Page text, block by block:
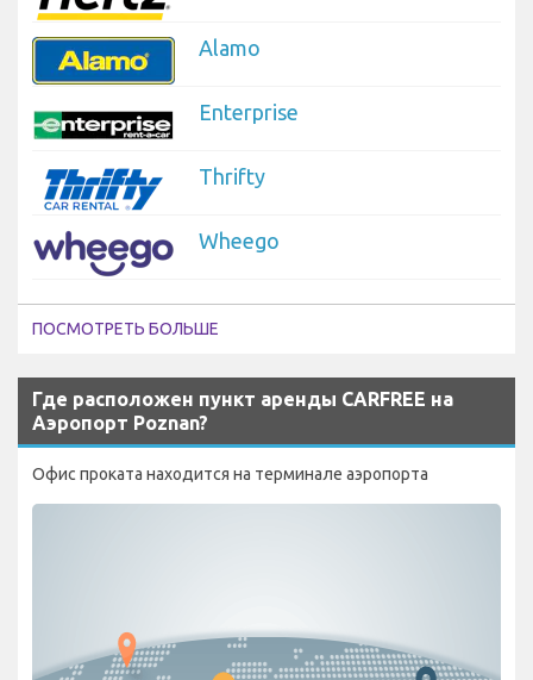
Alamo
Enterprise
Thrifty
Wheego
ПОСМОТРЕТЬ БОЛЬШЕ
Где расположен пункт аренды CARFREE на
Аэропорт Poznan?
Офис проката находится на терминале аэропорта